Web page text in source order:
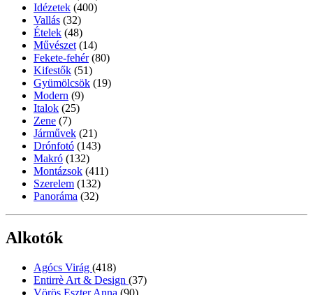
Idézetek (400)
Vallás (32)
Ételek (48)
Művészet (14)
Fekete-fehér (80)
Kifestők (51)
Gyümölcsök (19)
Modern (9)
Italok (25)
Zene (7)
Járművek (21)
Drónfotó (143)
Makró (132)
Montázsok (411)
Szerelem (132)
Panoráma (32)
Alkotók
Agócs Virág (418)
Entirrè Art & Design (37)